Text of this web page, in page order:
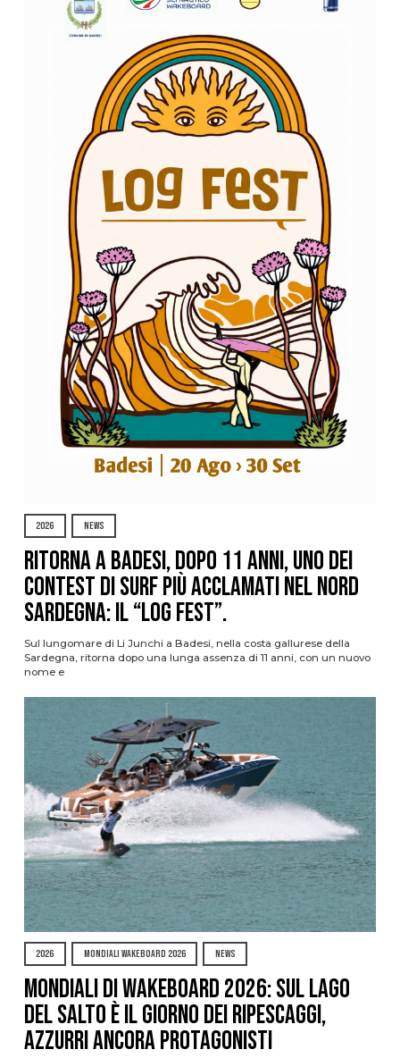
2026 NEWS
Ritorna a Badesi, dopo 11 anni, uno dei
contest di surf più acclamati nel nord
Sardegna: il “Log Fest”.
Sul lungomare di Li Junchi a Badesi, nella costa gallurese della
Sardegna, ritorna dopo una lunga assenza di 11 anni, con un nuovo
nome e
2026 MONDIALI WAKEBOARD 2026 NEWS
Mondiali di Wakeboard 2026: sul Lago
del Salto è il giorno dei ripescaggi,
azzurri ancora protagonisti